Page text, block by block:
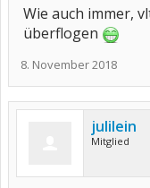
Wie auch immer,
überflogen
8. November 2018
julilein
Mitglied